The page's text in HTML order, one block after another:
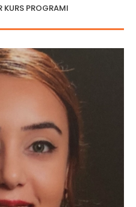
KURS PROGRAMI